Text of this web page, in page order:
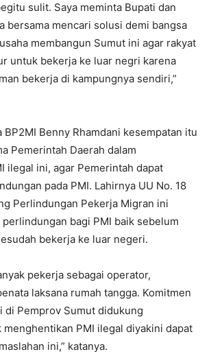
sulit. Saya meminta Bupati dan
bersama mencari solusi demi bangsa
membangun Sumut ini agar rakyat
untuk bekerja ke luar negri karena
bekerja di kampungnya sendiri,”
BP2MI Benny Rhamdani kesempatan itu
Pemerintah Daerah dalam
ilegal ini, agar Pemerintah dapat
pada PMI. Lahirnya UU No. 18
Perlindungan Pekerja Migran ini
bagi PMI baik sebelum
bekerja ke luar negeri.
pekerja sebagai operator,
laksana rumah tangga. Komitmen
di Pemprov Sumut didukung
menghentikan PMI ilegal diyakini dapat
ini,” katanya.